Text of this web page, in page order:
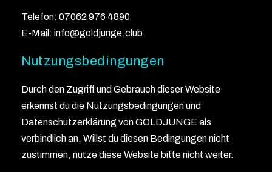
Telefon: 07062 976 4890
E-Mail: info@goldjunge.club
Nutzungsbedingungen
Durch den Zugriff und Gebrauch dieser Website
erkennst du die Nutzungsbedingungen und
Datenschutzerklärung von GOLDJUNGE als
verbindlich an. Willst du diesen Bedingungen nicht
zustimmen, nutze diese Website bitte nicht weiter.